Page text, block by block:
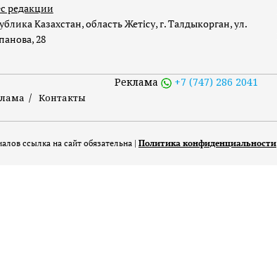
редакции
Казахстан, область Жетісу, г. Талдыкорган, ул.
28
Контакты
Реклама +7 (747) 286 2041
ссылка на сайт обязательна | Политика конфиденциальности